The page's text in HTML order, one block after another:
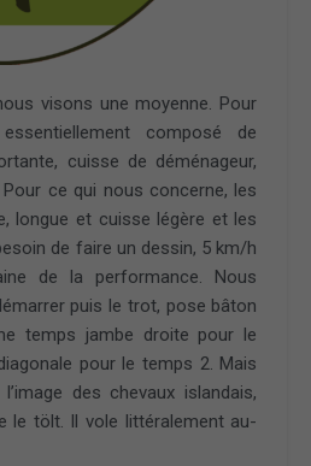
visons une moyenne. Pour
composé de
cuisse de déménageur,
ce qui nous concerne, les
longue et cuisse légère et les
de faire un dessin, 5 km/h
de la performance. Nous
puis le trot, pose bâton
temps jambe droite pour le
pour le temps 2. Mais
des chevaux islandais,
le tölt. Il vole littéralement au-